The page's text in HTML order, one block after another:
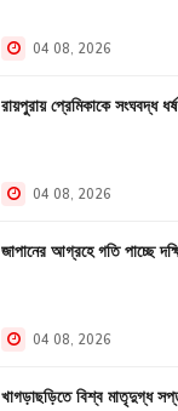
04 08, 2026
রায়পুরায় প্রেমিকাকে সংঘবদ্ধ
04 08, 2026
জাপানের আগ্রহে গতি পাচ্ছে
04 08, 2026
খাগড়াছড়িতে বিশ্ব মাতৃদুগ্ধ